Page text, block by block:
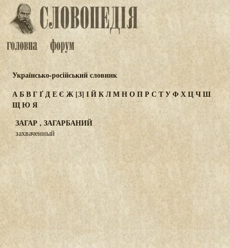
Українсько-російський словник
АБВГҐДЕЄ Ж[З] ІЙКЛМНОПР С ТУФХЦЧШ
ЩЮ Я
ЗАГАР , ЗАГАРБАНИЙ
захваченный